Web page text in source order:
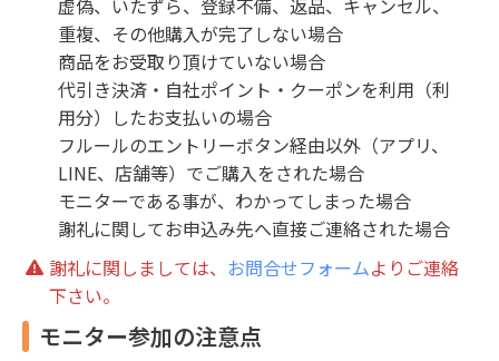
重複、その他購入が完了しない場合
商品をお受取り頂けていない場合
代引き決済・自社ポイント・クーポンを利用（利
用分）したお支払いの場合
フルールのエントリーボタン経由以外（アプリ、
LINE、店舗等）でご購入をされた場合
モニターである事が、わかってしまった場合
謝礼に関してお申込み先へ直接ご連絡された場合
謝礼に関しましては、 お問合せフォームよりご連絡
下さい。
モニター参加の注意点